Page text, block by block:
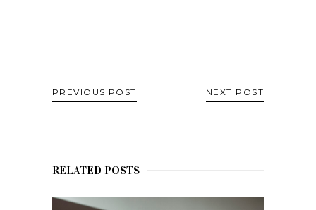
PREVIOUS POST NEXT POST
RELATED POSTS